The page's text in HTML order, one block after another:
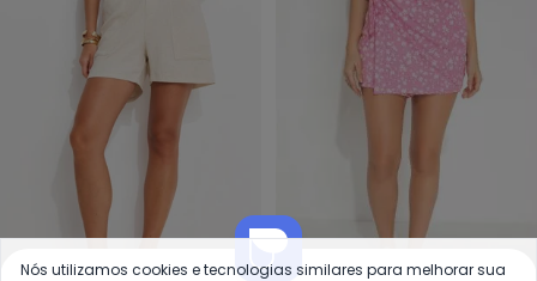
Nós utilizamos cookies e tecnologias similares para melhorar sua